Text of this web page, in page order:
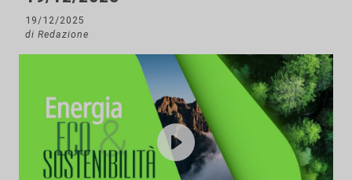
19/12/2025
di Redazione